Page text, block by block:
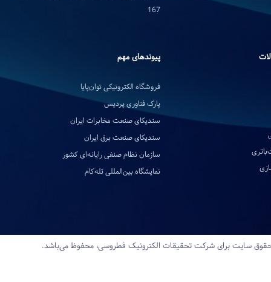
167
پیوندهای مهم
فروشگاه الکترونیکی توان‌پایا
پارک فناوری پردیس
سندیکای صنعت مخابرات ایران
سندیکای صنعت برق ایران
سازمان نظام صنفی رایانه‌ای کشور
نمایشگاه بین‌المللی تله‌کام
سایت برای شرکت تحقیقات‌ الکترونیک‌ فطروسی، محفوظ می‌باشد.